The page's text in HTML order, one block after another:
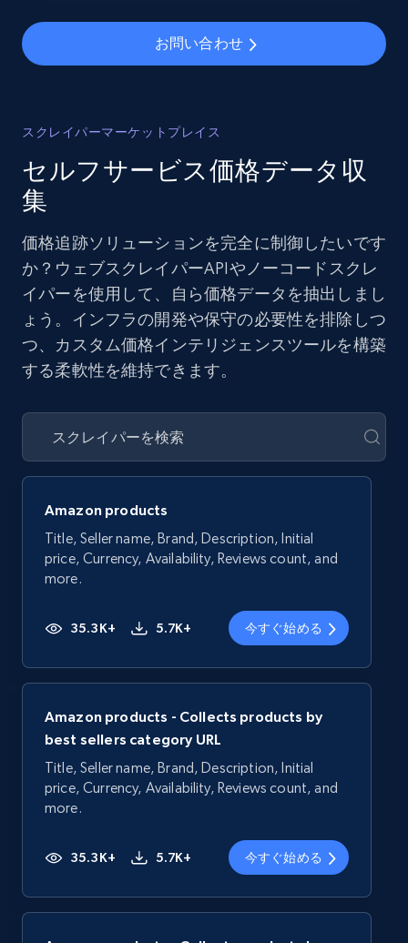
お問い合わせ
スクレイパーマーケットプレイス
セルフサービス価格データ収
集
価格追跡ソリューションを完全に制御したいです
か？ウェブスクレイパーAPIやノーコードスクレ
イパーを使用して、自ら価格データを抽出しまし
ょう。インフラの開発や保守の必要性を排除しつ
つ、カスタム価格インテリジェンスツールを構築
する柔軟性を維持できます。
Amazon products
Title, Seller name, Brand, Description, Initial
price, Currency, Availability, Reviews count, and
more.
35.3K+ 5.7K+ 今すぐ始める
Amazon products - Collects products by
best sellers category URL
Title, Seller name, Brand, Description, Initial
price, Currency, Availability, Reviews count, and
more.
35.3K+ 5.7K+ 今すぐ始める